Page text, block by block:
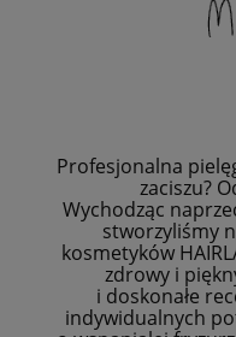
Profesjonalna
zaciszu?
Wychodząc
stworzyliśmy
kosmetyków
zdrowy i
i doskonałe
indywidualnych